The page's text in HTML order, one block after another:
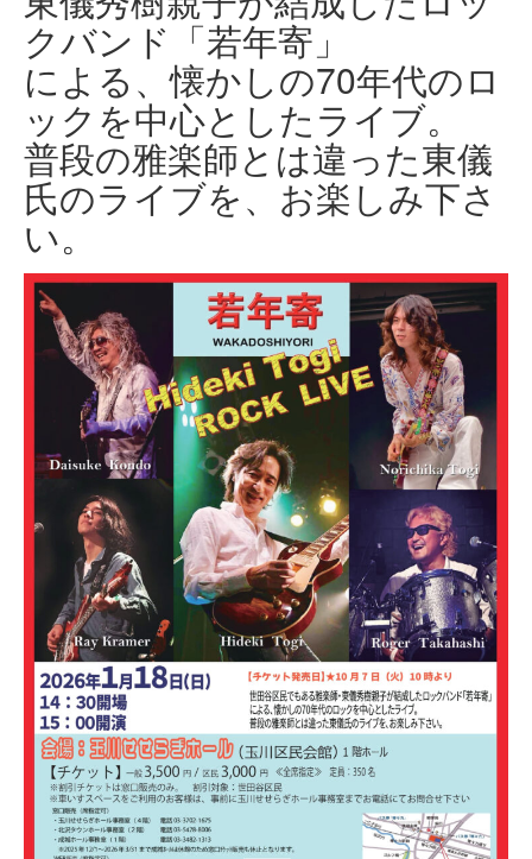
クバンド「若年寄」
による、懐かしの70年代のロ
ックを中心としたライブ。
普段の雅楽師とは違った東儀
氏のライブを、お楽しみ下さ
い。